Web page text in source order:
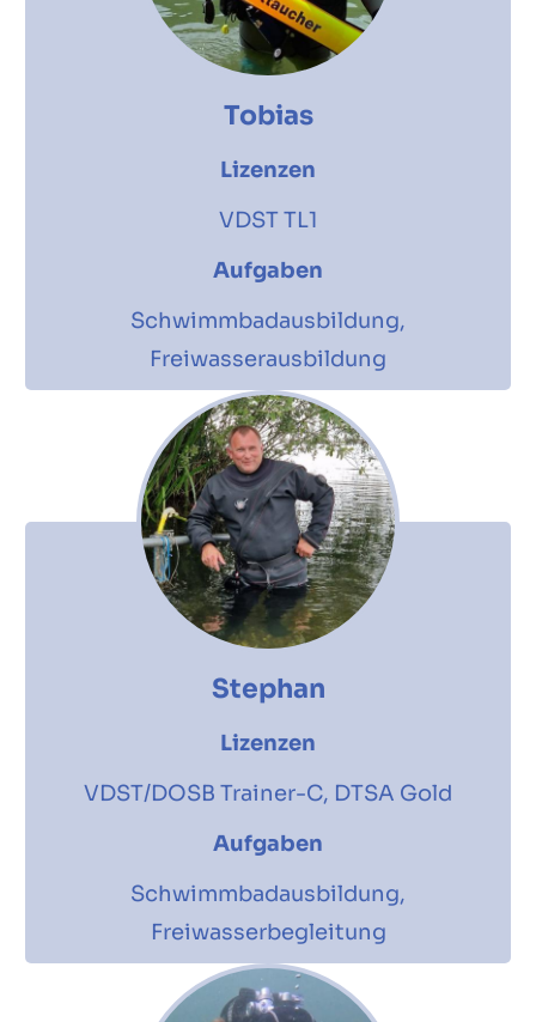
Tobias
Lizenzen
VDST TL1
Aufgaben
Schwimmbadausbildung,
Freiwasserausbildung
Stephan
Lizenzen
VDST/DOSB Trainer-C, DTSA Gold
Aufgaben
Schwimmbadausbildung,
Freiwasserbegleitung